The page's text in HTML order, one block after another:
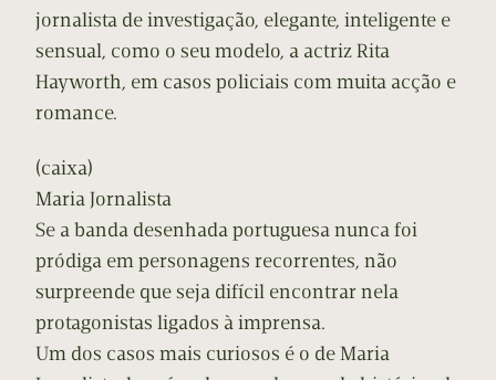
jornalista de investigação, elegante, inteligente e
sensual, como o seu modelo, a actriz Rita
Hayworth, em casos policiais com muita acção e
romance.
(caixa)
Maria Jornalista
Se a banda desenhada portuguesa nunca foi
pródiga em personagens recorrentes, não
surpreende que seja difícil encontrar nela
protagonistas ligados à imprensa.
Um dos casos mais curiosos é o de Maria